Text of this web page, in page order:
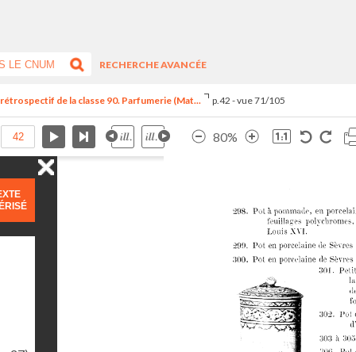
RECHERCHE AVANCÉE
de la classe 90. Parfumerie (Mat... p.42 - vue 71/105
80%